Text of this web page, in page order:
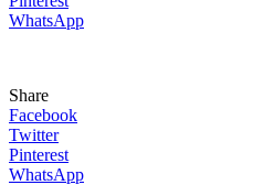
WhatsApp
Share
Facebook
Twitter
Pinterest
WhatsApp